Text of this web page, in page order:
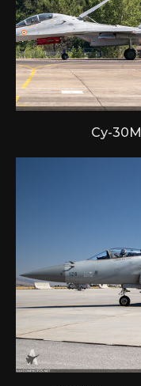
Су-